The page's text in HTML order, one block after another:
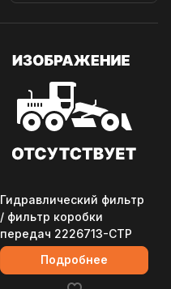
Гидравлический фильтр
/ фильтр коробки
передач 2226713-CTP
Подробнее